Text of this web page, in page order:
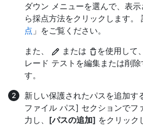
ダウン メニューを選んで、表
ら採点方法をクリックします。
点 」をご覧ください。
また、
または
を使用して
レード テストを編集または削
す。
新しい保護されたパスを追加す
ファイル パス] セクションでフ
力し、 [パスの追加] をクリック